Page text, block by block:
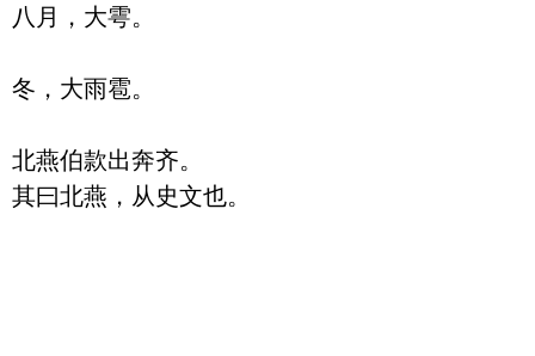
八月，大雩。
冬，大雨雹。
北燕伯款出奔齐。